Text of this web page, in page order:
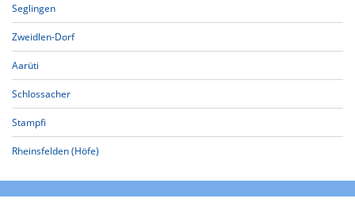
Seglingen
Zweidlen-Dorf
Aarüti
Schlossacher
Stampfi
Rheinsfelden (Höfe)